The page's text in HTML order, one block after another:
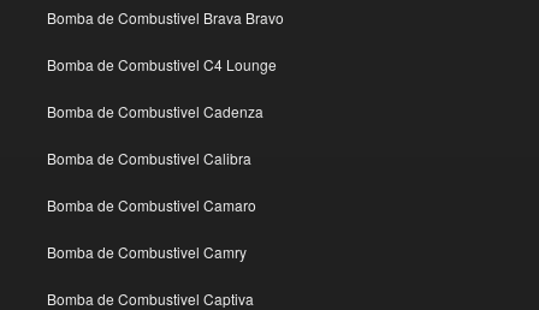
Bomba de Combustivel Brava Bravo
Bomba de Combustivel C4 Lounge
Bomba de Combustivel Cadenza
Bomba de Combustivel Calibra
Bomba de Combustivel Camaro
Bomba de Combustivel Camry
Bomba de Combustivel Captiva